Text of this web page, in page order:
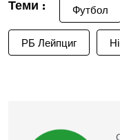
Теми : Футбол
РБ Лейпциг